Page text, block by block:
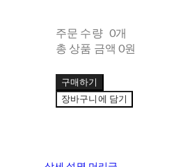
주문 수량 0개
총 상품 금액 0원
구매하기
장바구니에 담기